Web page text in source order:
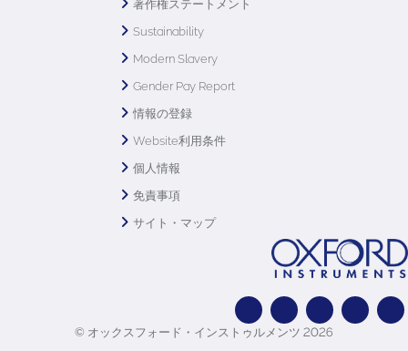
著作権ステートメント
Sustainability
Modern Slavery
Gender Pay Report
情報の登録
Website利用条件
個人情報
免責事項
サイト・マップ
© オックスフォード・インストゥルメンツ 2026